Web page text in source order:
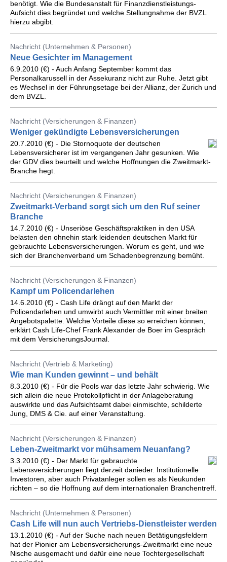
benötigt. Wie die Bundesanstalt für Finanzdienstleistungs-
Aufsicht dies begründet und welche Stellungnahme der BVZL
hierzu abgibt.
Nachricht (Unternehmen & Personen)
Neue Gesichter im Management
6.9.2010 (€) - Auch Anfang September kommt das
Personalkarussell in der Assekuranz nicht zur Ruhe. Jetzt gibt
es Wechsel in der Führungsetage bei der Allianz, der Zurich und
dem BVZL.
Nachricht (Versicherungen & Finanzen)
Weniger gekündigte Lebensversicherungen
20.7.2010 (€) - Die Stornoquote der deutschen
Lebensversicherer ist im vergangenen Jahr gesunken. Wie
der GDV dies beurteilt und welche Hoffnungen die Zweitmarkt-
Branche hegt.
Nachricht (Versicherungen & Finanzen)
Zweitmarkt-Verband sorgt sich um den Ruf seiner
Branche
14.7.2010 (€) - Unseriöse Geschäftspraktiken in den USA
belasten den ohnehin stark leidenden deutschen Markt für
gebrauchte Lebensversicherungen. Worum es geht, und wie
sich der Branchenverband um Schadenbegrenzung bemüht.
Nachricht (Versicherungen & Finanzen)
Kampf um Policendarlehen
14.6.2010 (€) - Cash Life drängt auf den Markt der
Policendarlehen und umwirbt auch Vermittler mit einer breiten
Angebotspalette. Welche Vorteile diese so erreichen können,
erklärt Cash Life-Chef Frank Alexander de Boer im Gespräch
mit dem VersicherungsJournal.
Nachricht (Vertrieb & Marketing)
Wie man Kunden gewinnt – und behält
8.3.2010 (€) - Für die Pools war das letzte Jahr schwierig. Wie
sich allein die neue Protokollpflicht in der Anlageberatung
auswirkte und das Aufsichtsamt dabei einmischte, schilderte
Jung, DMS & Cie. auf einer Veranstaltung.
Nachricht (Versicherungen & Finanzen)
Leben-Zweitmarkt vor mühsamem Neuanfang?
3.3.2010 (€) - Der Markt für gebrauchte
Lebensversicherungen liegt derzeit danieder. Institutionelle
Investoren, aber auch Privatanleger sollen es als Neukunden
richten – so die Hoffnung auf dem internationalen Branchentreff.
Nachricht (Unternehmen & Personen)
Cash Life will nun auch Vertriebs-Dienstleister werden
13.1.2010 (€) - Auf der Suche nach neuen Betätigungsfeldern
hat der Pionier am Lebensversicherungs-Zweitmarkt eine neue
Nische ausgemacht und dafür eine neue Tochtergesellschaft